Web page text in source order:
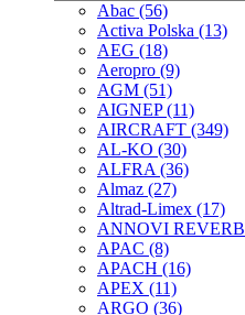
Abac (56)
Activa Polska (13)
AEG (18)
Aeropro (9)
AGM (51)
AIGNEP(11)
AIRCRAFT (349)
AL-KO (30)
ALFRA (36)
Almaz (27)
Altrad-Limex (17)
ANNOVI
APAC (8)
APACH (16)
APEX (11)
ARGO (36)